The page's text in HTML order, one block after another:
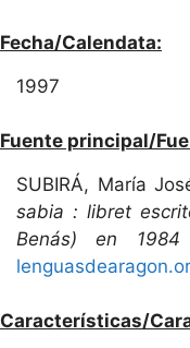
Fecha/Calendata:
1997
Fuente principal/
SUBIRÁ, María
sabia : libret
Benás) en
Características/